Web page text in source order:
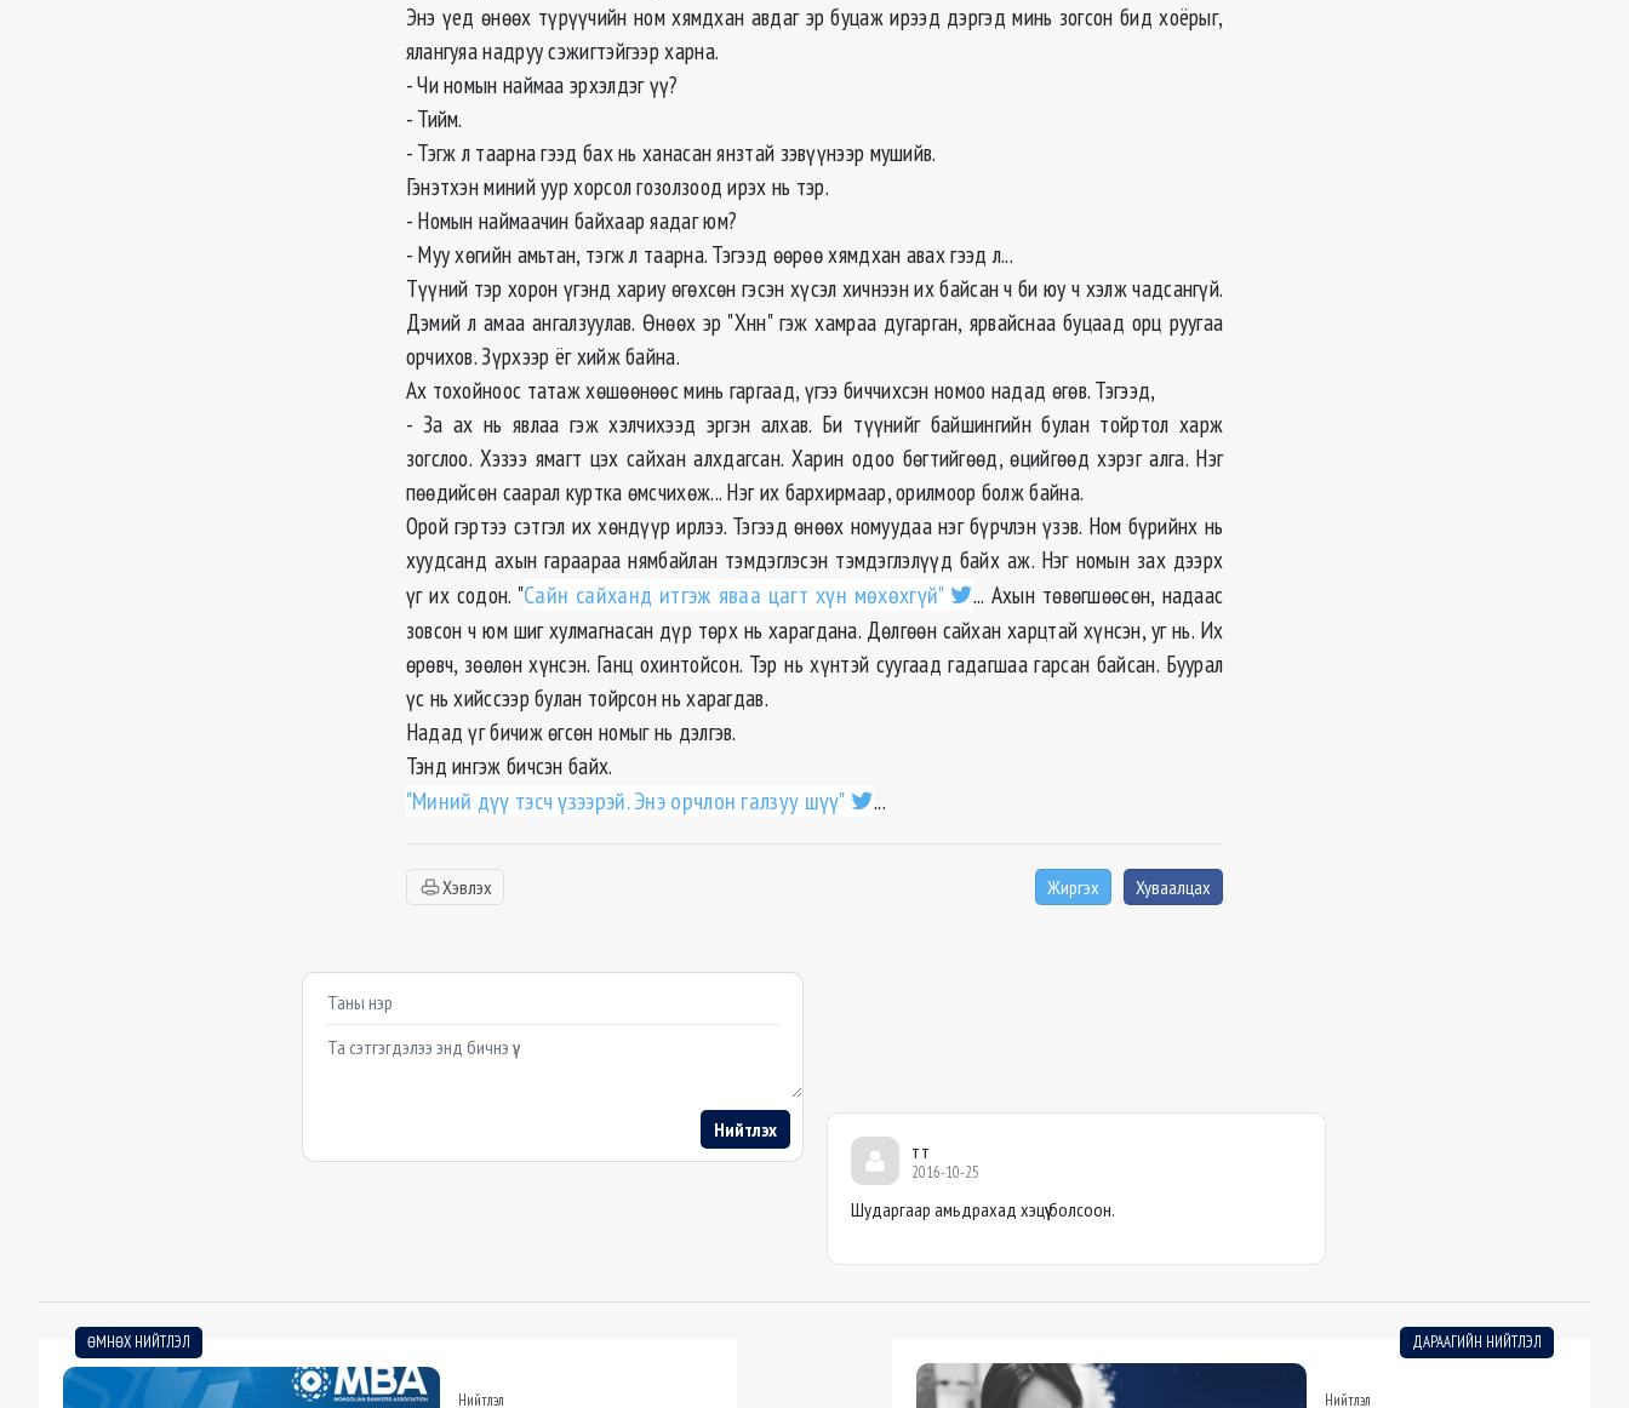
Энэ үед өнөөх түрүүчийн ном хямдхан авдаг эр буцаж ирээд дэргэд минь зогсон бид хоёрыг,
ялангуяа надруу сэжигтэйгээр харна.
- Чи номын наймаа эрхэлдэг үү?
- Тийм.
- Тэгж л таарна гээд бах нь ханасан янзтай зэвүүнээр мушийв.
Гэнэтхэн миний уур хорсол гозолзоод ирэх нь тэр.
- Номын наймаачин байхаар яадаг юм?
- Муу хөгийн амьтан, тэгж л таарна. Тэгээд өөрөө хямдхан авах гээд л...
Түүний тэр хорон үгэнд хариу өгөхсөн гэсэн хүсэл хичнээн их байсан ч би юу ч хэлж чадсангүй.
Дэмий л амаа ангалзуулав. Өнөөх эр "Хнн" гэж хамраа дугарган, ярвайснаа буцаад орц руугаа
орчихов. Зүрхээр ёг хийж байна.
Ах тохойноос татаж хөшөөнөөс минь гаргаад, үгээ биччихсэн номоо надад өгөв. Тэгээд,
- За ах нь явлаа гэж хэлчихээд эргэн алхав. Би түүнийг байшингийн булан тойртол харж
зогслоо. Хэзээ ямагт цэх сайхан алхдагсан. Харин одоо бөгтийгөөд, өцийгөөд хэрэг алга. Нэг
пөөдийсөн саарал куртка өмсчихөж... Нэг их бархирмаар, орилмоор болж байна.
Орой гэртээ сэтгэл их хөндүүр ирлээ. Тэгээд өнөөх номуудаа нэг бүрчлэн үзэв. Ном бүрийнх нь
хуудсанд ахын гараараа нямбайлан тэмдэглэсэн тэмдэглэлүүд байх аж. Нэг номын зах дээрх
үг их содон. "Сайн сайханд итгэж яваа цагт хүн мөхөхгүй"
... Ахын төвөгшөөсөн, надаас
зовсон ч юм шиг хулмагнасан дүр төрх нь харагдана. Дөлгөөн сайхан харцтай хүнсэн, уг нь. Их
өрөвч, зөөлөн хүнсэн. Ганц охинтойсон. Тэр нь хүнтэй суугаад гадагшаа гарсан байсан. Буурал
үс нь хийссээр булан тойрсон нь харагдав.
Надад үг бичиж өгсөн номыг нь дэлгэв.
Тэнд ингэж бичсэн байх.
"Миний дүү тэсч үзээрэй. Энэ орчлон галзуу шүү" ...
Хэвлэх Жиргэх Хуваалцах
Сэтгэгдэл бичих
Example textarea
Нийтлэх
тт
2016-10-25
Шударгаар амьдрахад хэцүү болсоон.
ӨМНӨХ НИЙТЛЭЛ
Нийтлэл
ДАРААГИЙН НИЙТЛЭЛ
Нийтлэл